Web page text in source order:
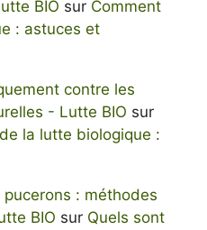
BIO sur Comment
: astuces et
contre les
- Lutte BIO sur
la lutte biologique :
: méthodes
BIO sur Quels sont